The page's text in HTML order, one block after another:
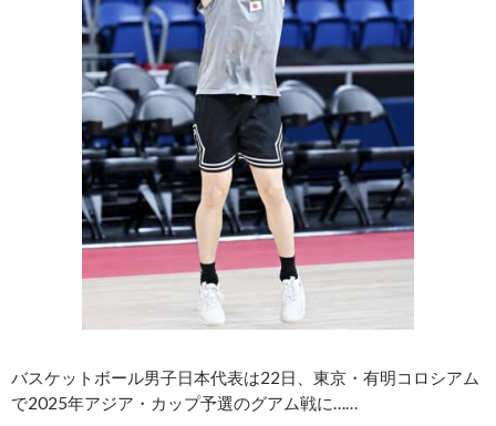
バスケットボール男子日本代表は22日、東京・有明コロシアム
で2025年アジア・カップ予選のグアム戦に……